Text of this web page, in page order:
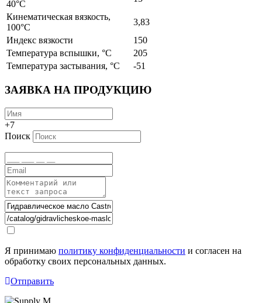
40°C
Кинематическая вязкость,
100°C
3,83
Индекс вязкости
150
Температура вспышки, °C
205
Температура застывания, °C
-51
ЗАЯВКА НА ПРОДУКЦИЮ
+7
Поиск
Я принимаю политику конфиденциальности и согласен на
обработку своих персональных данных.
Отправить